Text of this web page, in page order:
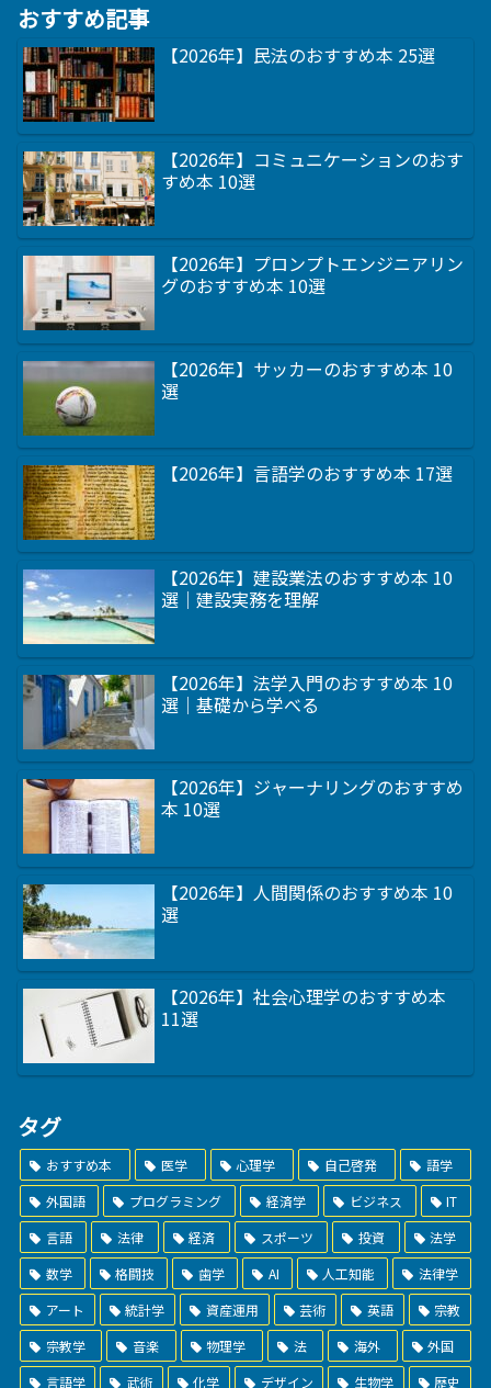
おすすめ記事
【2026年】民法のおすすめ本 25選
【2026年】コミュニケーションのおす
すめ本 10選
【2026年】プロンプトエンジニアリン
グのおすすめ本 10選
【2026年】サッカーのおすすめ本 10
選
【2026年】言語学のおすすめ本 17選
【2026年】建設業法のおすすめ本 10
選｜建設実務を理解
【2026年】法学入門のおすすめ本 10
選｜基礎から学べる
【2026年】ジャーナリングのおすすめ
本 10選
【2026年】人間関係のおすすめ本 10
選
【2026年】社会心理学のおすすめ本
11選
タグ
おすすめ本 医学 心理学 自己啓発
語学
外国語
プログラミング 経済学 ビジネス
IT
言語
法律 経済 スポーツ 投資
法学
数学
格闘技 歯学 AI 人工知能
法律学
アート
統計学 資産運用 芸術 英語
宗教
宗教学
音楽 物理学 法 海外
外国
言語学
武術 化学 デザイン 生物学 歴史